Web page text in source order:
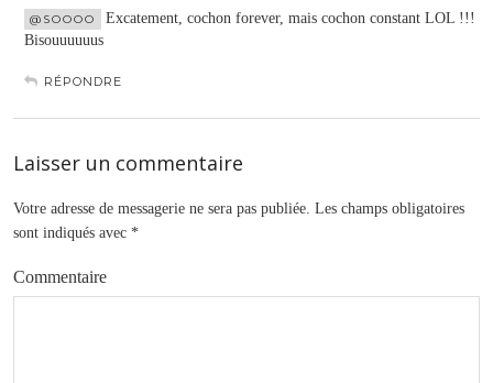
@SOOOO
Excatement, cochon forever, mais cochon constant LOL !!!
Bisouuuuuus
RÉPONDRE
Laisser un commentaire
Votre adresse de messagerie ne sera pas publiée. Les champs obligatoires
sont indiqués avec *
Commentaire